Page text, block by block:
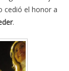
cedió el honor a
.